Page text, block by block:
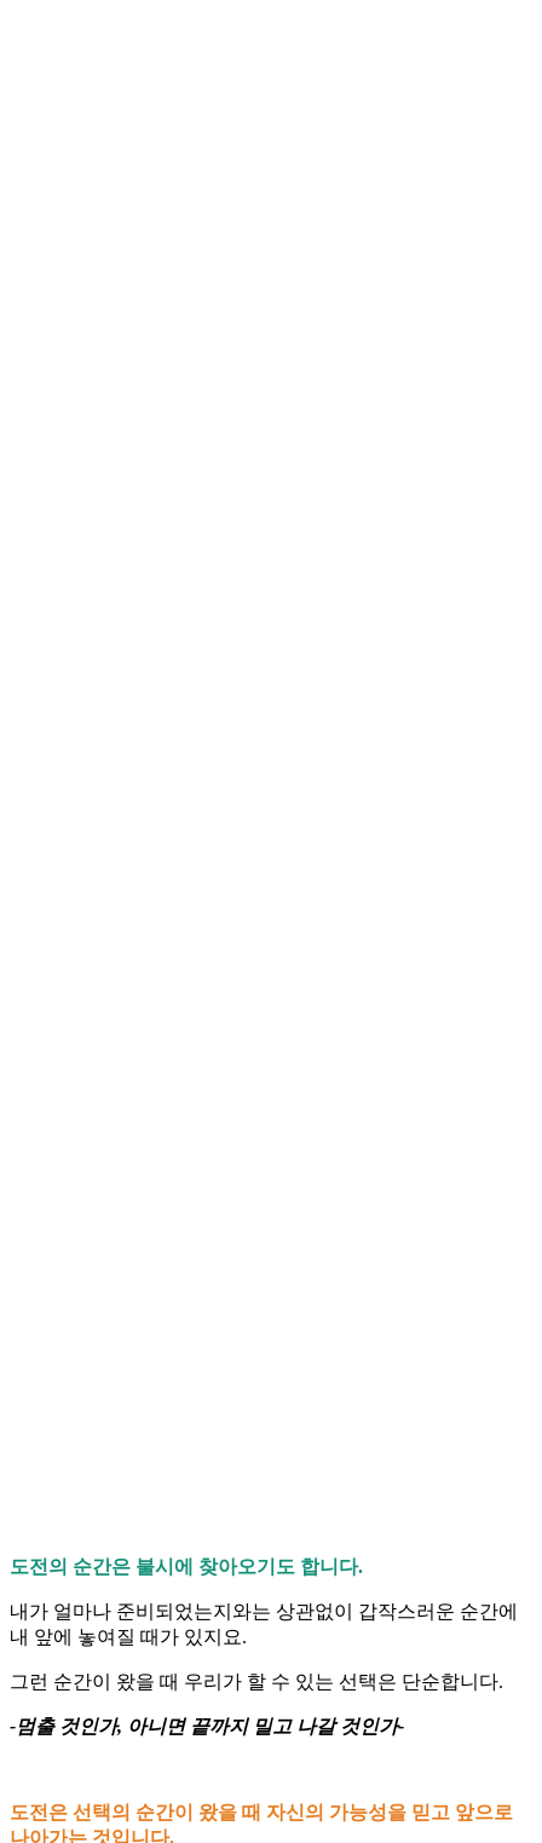
도전의 순간은 불시에 찾아오기도 합니다.
내가 얼마나 준비되었는지와는 상관없이 갑작스러운 순간에
내 앞에 놓여질 때가 있지요.
그런 순간이 왔을 때 우리가 할 수 있는 선택은 단순합니다.
-멈출 것인가, 아니면 끝까지 밀고 나갈 것인가-
도전은 선택의 순간이 왔을 때 자신의 가능성을 믿고 앞으로
나아가는 것입니다.